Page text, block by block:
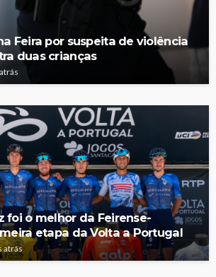
Feira por suspeita de violência
duas crianças
foi o melhor da Feirense-
etapa da Volta a Portugal
atrás